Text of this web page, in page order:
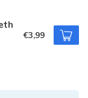
€3,99